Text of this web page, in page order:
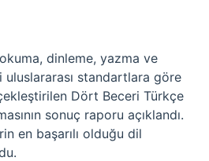
dinleme, yazma ve
standartlara göre
Dört Beceri Türkçe
sonuç raporu açıklandı.
en başarılı olduğu dil